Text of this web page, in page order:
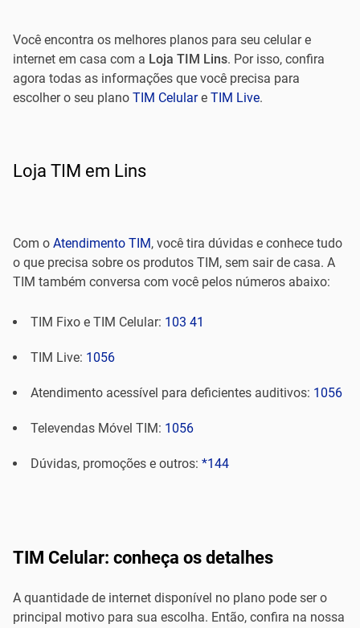
Você encontra os melhores planos para seu celular e
internet em casa com a Loja TIM Lins. Por isso, confira
agora todas as informações que você precisa para
escolher o seu plano TIM Celulare TIM Live.
Loja TIM em Lins
Com o Atendimento TIM, você tira dúvidas e conhece tudo
o que precisa sobre os produtos TIM, sem sair de casa. A
TIM também conversa com você pelos números abaixo:
TIM Fixo e TIM Celular: 103 41
TIM Live: 1056
Atendimento acessível para deficientes auditivos: 1056
Televendas Móvel TIM: 1056
Dúvidas, promoções e outros: *144
TIM Celular: conheça os detalhes
A quantidade de internet disponível no plano pode ser o
principal motivo para sua escolha. Então, confira na nossa